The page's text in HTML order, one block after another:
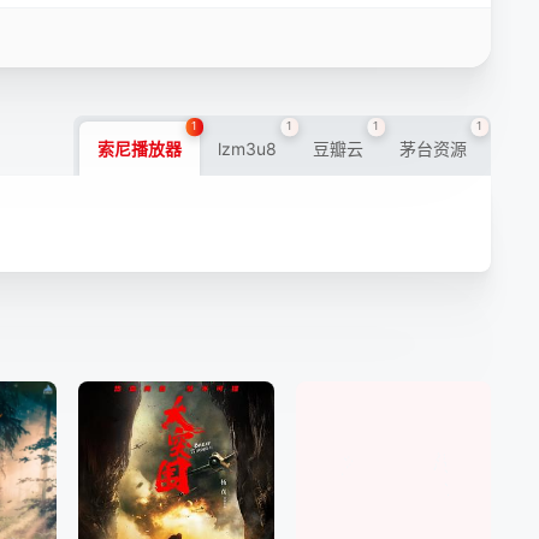
索尼播放器
1
lzm3u8
1
豆瓣云
1
茅台资源
1